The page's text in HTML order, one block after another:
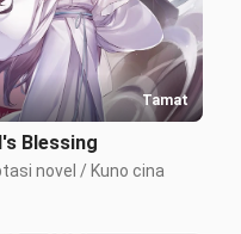
Tamat
Blessing
novel / Kuno cina